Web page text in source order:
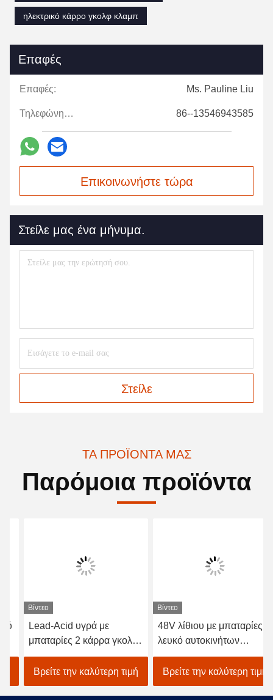
ηλεκτρικό κάρρο γκολφ κλαμπ
Επαφές
Επαφές: Ms. Pauline Liu
Τηλεφώνημα: 86--13546943585
Επικοινωνήστε τώρα
Στείλε μας ένα μήνυμα.
Στείλε
ΤΑ ΠΡΟΪΌΝΤΑ ΜΑΣ
Παρόμοια προϊόντα
Βίντεο
Lead-Acid υγρά με
μπαταρίες 2 κάρρα γκολφ
καθισμάτων/ηλεκτρικό με
λάθη γκολφ αυτοκινήτων
Βρείτε την καλύτερη τιμή
Βίντεο
48V λίθιου με μπαταρίες
λευκό αυτοκινήτων
EXCAR A1S6+2 γκολφ
οχημάτων ηλεκτρικό
Βρείτε την καλύτερη τιμή